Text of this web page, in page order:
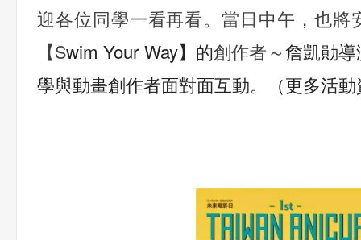
迎各位同學一看再看。當日中午，也將
【Swim Your Way】的創作者～詹凱勛
學與動畫創作者面對面互動。
（更多活